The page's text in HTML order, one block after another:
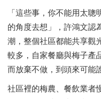
「這些事，你不能用太
的角度去想」，許鴻文認
潮，整個社區都能共享觀
較多，自家餐廳與梅子產
而放棄不做，到頭來可能
社區裡的梅農、餐飲業者